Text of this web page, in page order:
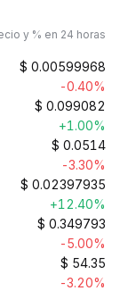
y % en 24 horas
$ 0.00599968
-0.40%
$ 0.099082
+1.00%
$ 0.0514
-3.30%
$ 0.02397935
+12.40%
$ 0.349793
-5.00%
$ 54.35
-3.20%